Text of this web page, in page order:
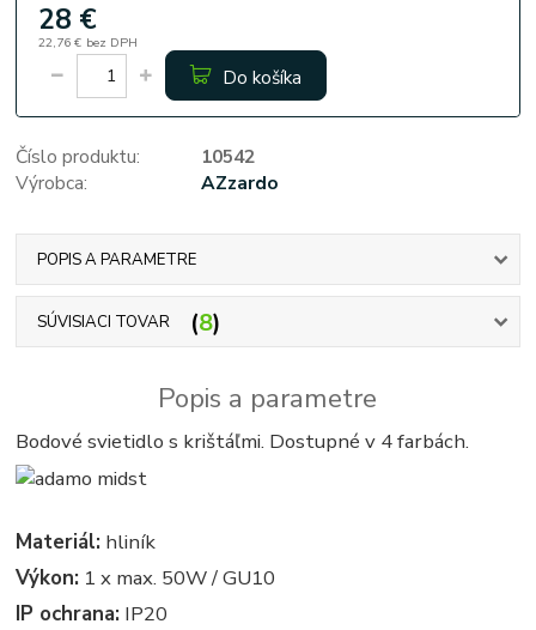
28 €
22,76 € bez DPH
Do košíka
Číslo produktu:
10542
Výrobca:
AZzardo
POPIS A PARAMETRE
SÚVISIACI TOVAR 8
Popis a parametre
Bodové svietidlo s krištáľmi. Dostupné v 4 farbách.
Materiál: hliník
Výkon: 1 x max. 50W / GU10
IP ochrana: IP20